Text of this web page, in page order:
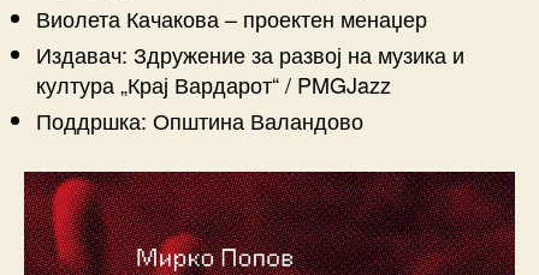
Виолета Качакова – проектен менаџер
Издавач: Здружение за развој на музика и
култура „Крај Вардарот“ / PMGJazz
Поддршка: Општина Валандово